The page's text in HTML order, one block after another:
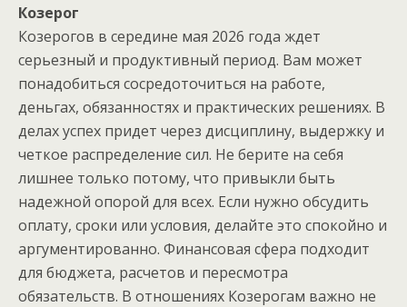
Козерог
Козерогов в середине мая 2026 года ждет
серьезный и продуктивный период. Вам может
понадобиться сосредоточиться на работе,
деньгах, обязанностях и практических решениях. В
делах успех придет через дисциплину, выдержку и
четкое распределение сил. Не берите на себя
лишнее только потому, что привыкли быть
надежной опорой для всех. Если нужно обсудить
оплату, сроки или условия, делайте это спокойно и
аргументированно. Финансовая сфера подходит
для бюджета, расчетов и пересмотра
обязательств. В отношениях Козерогам важно не